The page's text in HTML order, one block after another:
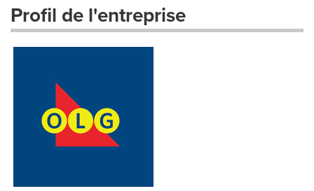
Profil de l'entreprise